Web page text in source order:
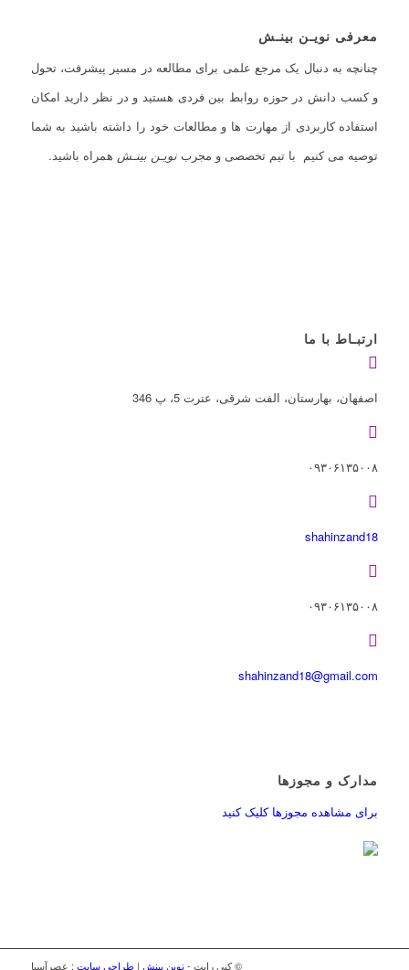
معرفی نویـن بینـش
چنانچه به دنبال یک مرجع علمی برای مطالعه در مسیر پیشرفت، تحول
و کسب دانش در حوزه روابط بین فردی هستید و در نظر دارید امکان
استفاده کاربردی از مهارت ها و مطالعات خود را داشته باشید به شما
توصیه می کنیم با تیم تخصصی و مجرب نویـن بینـش همراه باشید.
ارتبـاط با ما
اصفهان، بهارستان، الفت شرقی، عترت 5، پ 346
۰۹۳۰۶۱۳۵۰۰۸
shahinzand18
۰۹۳۰۶۱۳۵۰۰۸
shahinzand18@gmail.com
مدارک و مجوزها
برای مشاهده مجوزها کلیک کنید
© کپی رایت - نوین بینش | طراحی سایت : عصرآسیا